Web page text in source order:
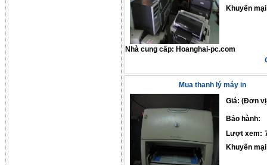
Khuyến
Nhà cung cấp: Hoanghai-pc.com
Mua thanh lý máy in
Giá: (Đơn
Bảo hành:
Lượt xem:
Khuyến